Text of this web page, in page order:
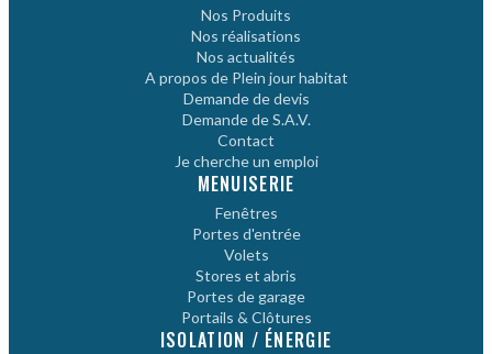
Nos Produits
Nos réalisations
Nos actualités
A propos de Plein jour habitat
Demande de devis
Demande de S.A.V.
Contact
Je cherche un emploi
MENUISERIE
Fenêtres
Portes d'entrée
Volets
Stores et abris
Portes de garage
Portails & Clôtures
ISOLATION / ÉNERGIE